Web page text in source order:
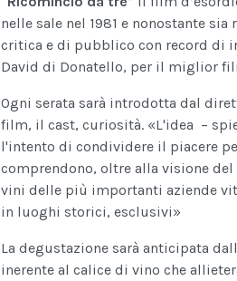
nelle sale nel 1981 e nonostante
critica e di pubblico con record di
David di Donatello, per il miglior
Ogni serata sarà introdotta dal
film, il cast, curiosità. «L'idea –
l'intento di condividere il piacere
comprendono, oltre alla visione
vini delle più importanti aziende
in luoghi storici, esclusivi»
La degustazione sarà anticipata
inerente al calice di vino che